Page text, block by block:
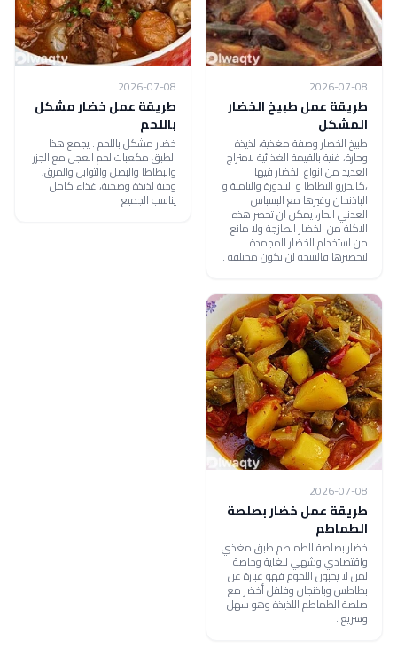
2026-07-08
طريقة عمل طبيخ الخضار
المشكل
طبيخ الخضار وصفة مغذية، لذيذة
وحارة، غنية بالقيمة الغذائية لامتزاج
العديد من انواع الخضار فيها
،كالجزرو البطاطا و البندورة والبامية و
الباذنجان وغيرها مع البسباس
العدني الحار، يمكن ان تحضر هذه
الاكلة من الخضار الطازجة ولا مانع
من استخدام الخضار المجمدة
لتحضيرها فالنتيجة لن تكون مختلفة .
2026-07-08
طريقة عمل خضار مشكل
باللحم
خضار مشكل باللحم . يجمع هذا
الطبق مكعبات لحم العجل مع الجزر
والبطاطا والبصل والتوابل والمرق،
وجبة لذيذة وصحية، غذاء كامل
يناسب الجميع
2026-07-08
طريقة عمل خضار بصلصة
الطماطم
خضار بصلصة الطماطم طبق مغذي
واقتصادي وشهي للغاية وخاصة
لمن لا يحبون اللحوم فهو عبارة عن
بطاطس وباذنجان وفلفل أخضر مع
صلصة الطماطم اللذيذة وهو سهل
وسريع .